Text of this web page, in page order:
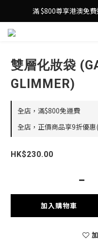
登記成為 LeSportsac網
滿 $800尊享港澳免
登記成為 LeSportsac網
雙層化妝袋
GLIMMER)
全店，滿$800免運費
全店，正價商品享9折優
HK$230.00
加入購物車